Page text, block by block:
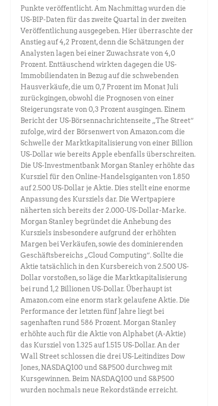
Punkte veröffentlicht. Am Nachmittag wurden die
US-BIP-Daten für das zweite Quartal in der zweiten
Veröffentlichung ausgegeben. Hier überraschte der
Anstieg auf 4,2 Prozent, denn die Schätzungen der
Analysten lagen bei einer Zuwachsrate von 4,0
Prozent. Enttäuschend wirkten dagegen die US-
Immobiliendaten in Bezug auf die schwebenden
Hausverkäufe, die um 0,7 Prozent im Monat Juli
zurückgingen, obwohl die Prognosen von einer
Steigerungsrate von 0,3 Prozent ausgingen. Einem
Bericht der US-Börsennachrichtenseite „The Street“
zufolge, wird der Börsenwert von Amazon.com die
Schwelle der Marktkapitalisierung von einer Billion
US-Dollar wie bereits Apple ebenfalls überschreiten.
Die US-Investmentbank Morgan Stanley erhöhte das
Kursziel für den Online-Handelsgiganten von 1.850
auf 2.500 US-Dollar je Aktie. Dies stellt eine enorme
Anpassung des Kursziels dar. Die Wertpapiere
näherten sich bereits der 2.000-US-Dollar-Marke.
Morgan Stanley begründet die Anhebung des
Kursziels insbesondere aufgrund der erhöhten
Margen bei Verkäufen, sowie des dominierenden
Geschäftsbereichs „Cloud Computing“. Sollte die
Aktie tatsächlich in den Kursbereich von 2.500 US-
Dollar vorstoßen, so läge die Marktkapitalisierung
bei rund 1,2 Billionen US-Dollar. Überhaupt ist
Amazon.com eine enorm stark gelaufene Aktie. Die
Performance der letzten fünf Jahre liegt bei
sagenhaften rund 586 Prozent. Morgan Stanley
erhöhte auch für die Aktie von Alphabet (A-Aktie)
das Kursziel von 1.325 auf 1.515 US-Dollar. An der
Wall Street schlossen die drei US-Leitindizes Dow
Jones, NASDAQ100 und S&P500 durchweg mit
Kursgewinnen. Beim NASDAQ100 und S&P500
wurden nochmals neue Rekordstände erreicht.